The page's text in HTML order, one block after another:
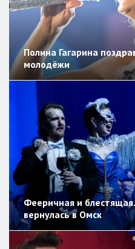
Полина Гагарина
молодёжи
Фееричная и
вернулась в Омск